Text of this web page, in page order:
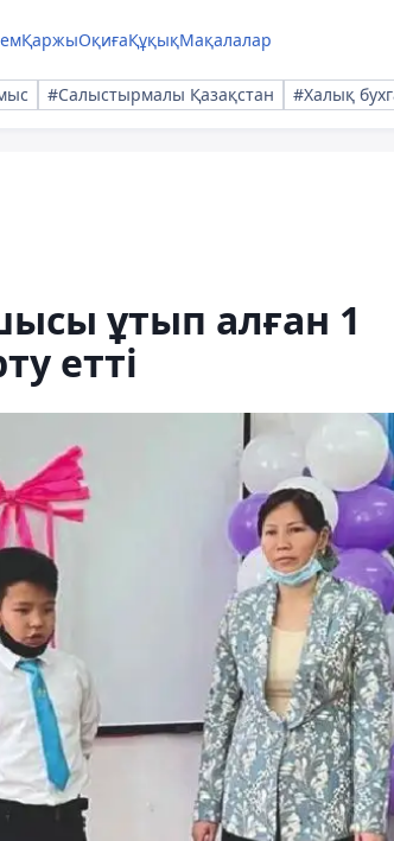
ҚаржыОқиғаҚұқықМақалалар
#Салыстырмалы Қазақстан #Халық
ұтып алған 1
етті